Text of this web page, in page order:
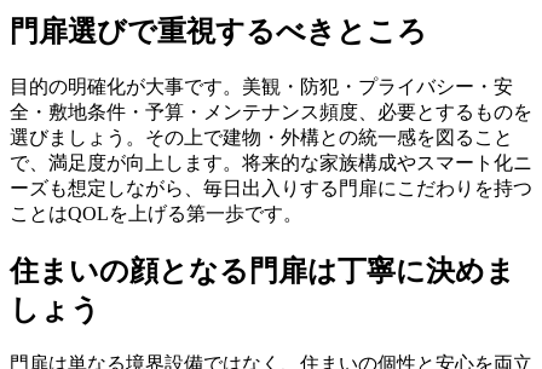
門扉選びで重視するべきところ
目的の明確化が大事です。美観・防犯・プライバシー・安
全・敷地条件・予算・メンテナンス頻度、必要とするものを
選びましょう。その上で建物・外構との統一感を図ること
で、満足度が向上します。将来的な家族構成やスマート化ニ
ーズも想定しながら、毎日出入りする門扉にこだわりを持つ
ことはQOLを上げる第一歩です。
住まいの顔となる門扉は丁寧に決めま
しょう
門扉は単なる境界設備ではなく、住まいの個性と安心を両立